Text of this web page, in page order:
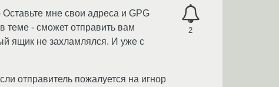
2
мне свои адреса и GPG
теме - сможет отправить вам
ящик не захламлялся. И уже с
отправитель пожалуется на игнор